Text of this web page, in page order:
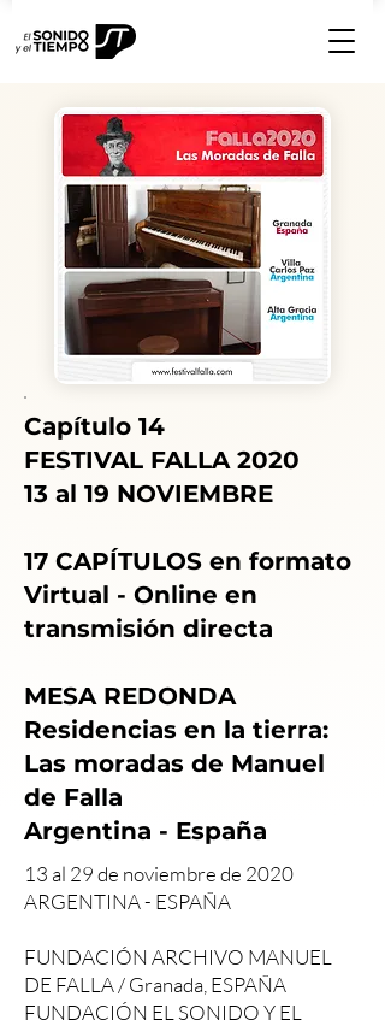
Capítulo 14
FESTIVAL FALLA 2020
13 al 19 NOVIEMBRE
17 CAPÍTULOS en formato
Virtual - Online en
transmisión directa
MESA REDONDA
Residencias en la tierra:
Las moradas de Manuel
de Falla
Argentina - España
13 al 29 de noviembre de 2020
ARGENTINA - ESPAÑA
FUNDACIÓN ARCHIVO MANUEL
DE FALLA / Granada, ESPAÑA
FUNDACIÓN EL SONIDO Y EL